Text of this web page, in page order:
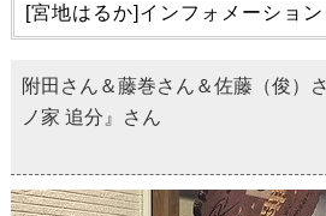
[宮地はるか] インフォメーション
附田さん＆藤巻さん＆佐藤（俊）
ノ家 追分』さん